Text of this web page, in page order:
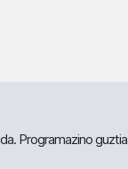
Programazino guztia